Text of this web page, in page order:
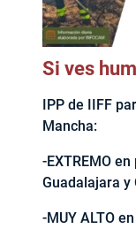
Si ves
IPP de IIFF
Mancha:
-EXTREMO
Guadalajara y
-MUY ALTO